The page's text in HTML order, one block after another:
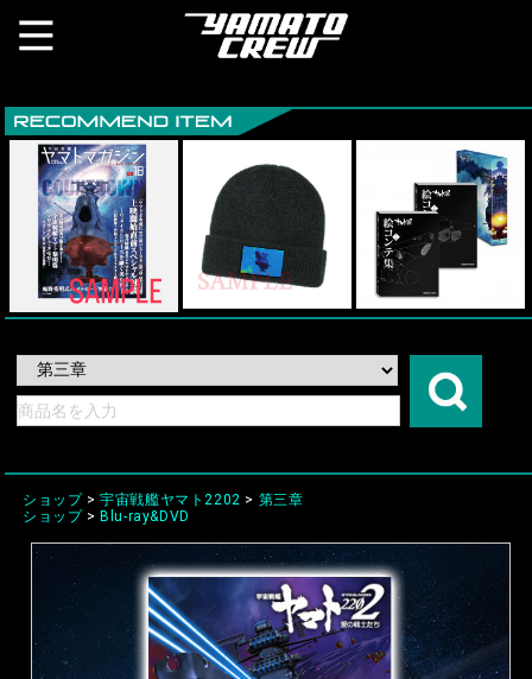
ショップ>宇宙戦艦ヤマト2202 > 第三章
ショップ>Blu-ray&DVD